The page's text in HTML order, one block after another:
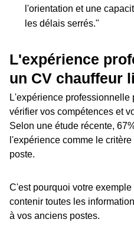
l'orientation et une
les délais serrés."
L'expérience
un CV chauffeur
L'expérience professionnelle
vérifier vos compétences et
Selon une étude récente,
l'expérience comme le
poste.
C'est pourquoi votre
contenir toutes les
à vos anciens postes.